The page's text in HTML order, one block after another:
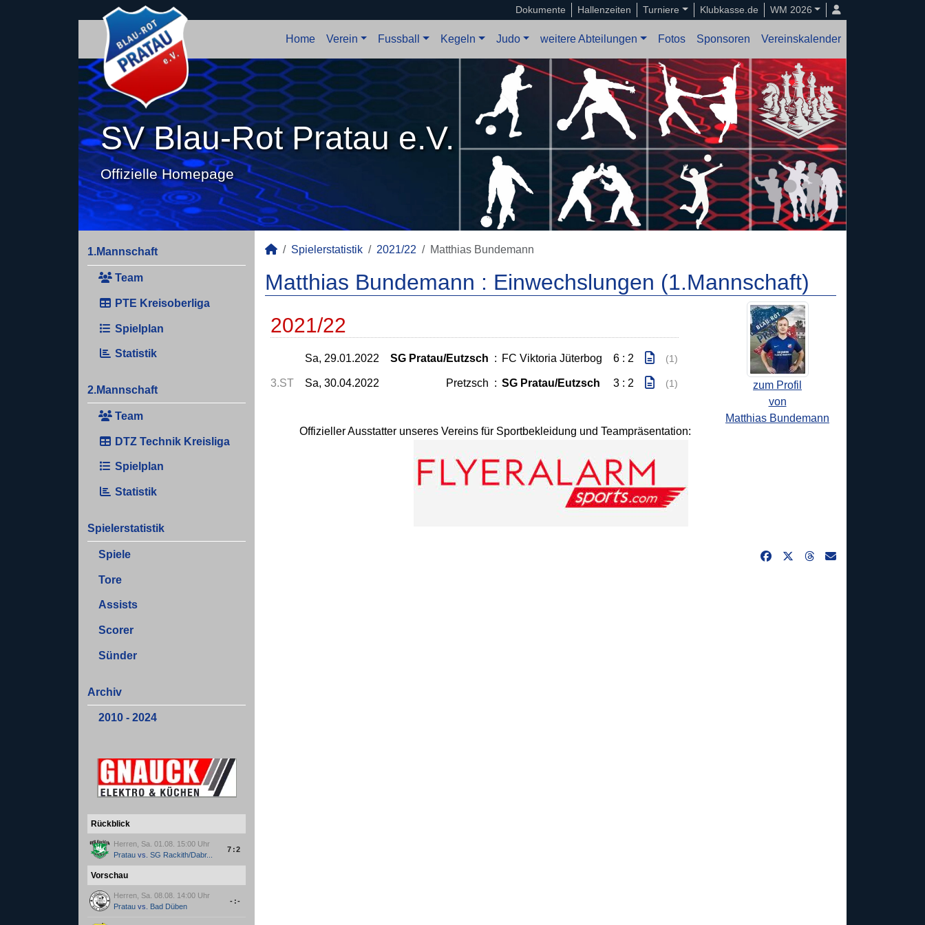
Dokumente Hallenzeiten Turniere Klubkasse.de WM 2026
Home Verein Fussball Kegeln Judo weitere Abteilungen Fotos Sponsoren Vereinskalender
SV Blau-Rot Pratau e.V.
Offizielle Homepage
1.Mannschaft
Team
PTE Kreisoberliga
Spielplan
Statistik
2.Mannschaft
Team
DTZ Technik Kreisliga
Spielplan
Statistik
Spielerstatistik
Spiele
Tore
Assists
Scorer
Sünder
Archiv
2010 - 2024
Rückblick
Herren, Sa. 01.08. 15:00 Uhr
Pratauvs. SG Rackith/Dabr...
7:2
Vorschau
Herren, Sa. 08.08. 14:00 Uhr
Pratauvs. Bad Düben
-:-
Spielerstatistik 2021/22 Matthias Bundemann
Matthias Bundemann : Einwechslungen (1.Mannschaft)
zum Profil
von
Matthias Bundemann
2021/22
Sa, 29.01.2022 SG Pratau/Eutzsch : FC Viktoria Jüterbog 6 : 2 (1)
3.ST Sa, 30.04.2022 Pretzsch : SG Pratau/Eutzsch 3 : 2 (1)
Offizieller Ausstatter unseres Vereins für Sportbekleidung und Teampräsentation: